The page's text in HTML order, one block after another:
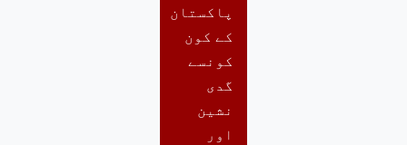
پاکستان
کے کون
کونسے
گدی
نشین
اور